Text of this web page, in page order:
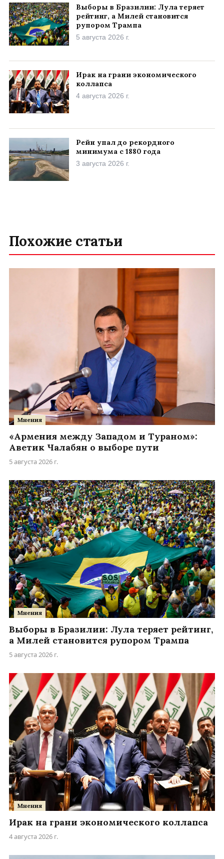
Выборы в Бразилии: Лула теряет
рейтинг, а Милей становится
рупором Трампа
5 августа 2026 г.
Ирак на грани экономического
коллапса
4 августа 2026 г.
Рейн упал до рекордного
минимума с 1880 года
3 августа 2026 г.
Похожие статьи
Мнения
«Армения между Западом и Тураном»:
Аветик Чалабян о выборе пути
5 августа 2026 г.
Мнения
Выборы в Бразилии: Лула теряет рейтинг,
а Милей становится рупором Трампа
5 августа 2026 г.
Мнения
Ирак на грани экономического коллапса
4 августа 2026 г.